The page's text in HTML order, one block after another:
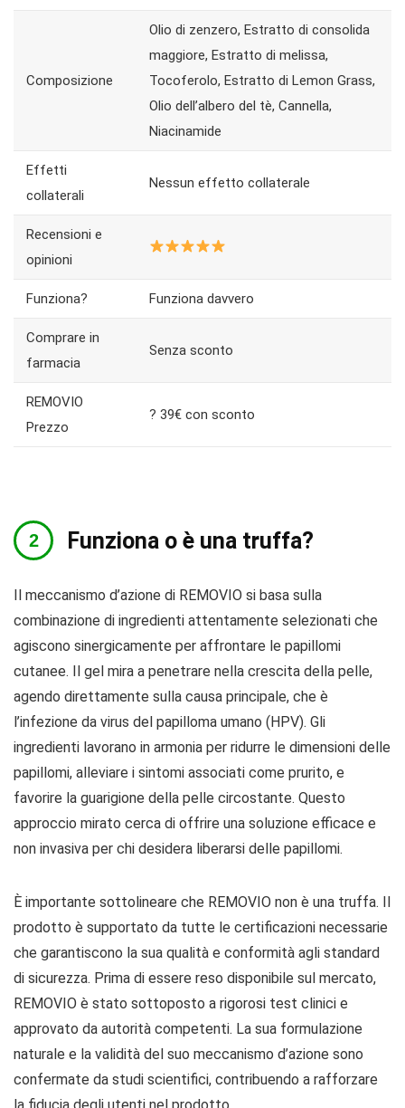
Composizione
Olio di zenzero, Estratto di consolida
maggiore, Estratto di melissa,
Tocoferolo, Estratto di Lemon Grass,
Olio dell’albero del tè, Cannella,
Niacinamide
Effetti
collaterali
Nessun effetto collaterale
Recensioni e
opinioni
Funziona? Funziona davvero
Comprare in
farmacia
Senza sconto
​​​​REMOVIO
Prezzo
? 39€ сon sconto
Funziona o è una truffa?
Il meccanismo d’azione di REMOVIO si basa sulla
combinazione di ingredienti attentamente selezionati che
agiscono sinergicamente per affrontare le papillomi
cutanee. Il gel mira a penetrare nella crescita della pelle,
agendo direttamente sulla causa principale, che è
l’infezione da virus del papilloma umano (HPV). Gli
ingredienti lavorano in armonia per ridurre le dimensioni delle
papillomi, alleviare i sintomi associati come prurito, e
favorire la guarigione della pelle circostante. Questo
approccio mirato cerca di offrire una soluzione efficace e
non invasiva per chi desidera liberarsi delle papillomi.
È importante sottolineare che REMOVIO non è una truffa. Il
prodotto è supportato da tutte le certificazioni necessarie
che garantiscono la sua qualità e conformità agli standard
di sicurezza. Prima di essere reso disponibile sul mercato,
REMOVIO è stato sottoposto a rigorosi test clinici e
approvato da autorità competenti. La sua formulazione
naturale e la validità del suo meccanismo d’azione sono
confermate da studi scientifici, contribuendo a rafforzare